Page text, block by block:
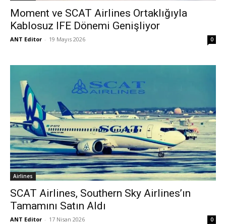
Moment ve SCAT Airlines Ortaklığıyla
Kablosuz IFE Dönemi Genişliyor
ANT Editor - 19 Mayıs 2026 0
Airlines
SCAT Airlines, Southern Sky Airlines’ın
Tamamını Satın Aldı
ANT Editor - 17 Nisan 2026 0